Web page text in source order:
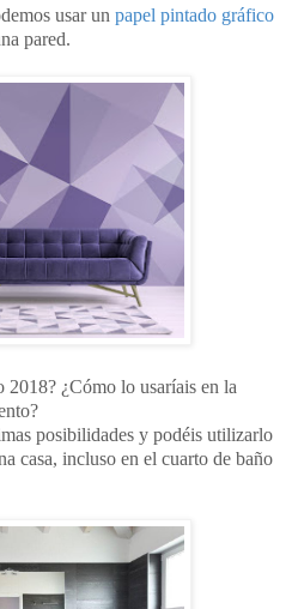
usar un papel pintado gráfico
pared.
2018? ¿Cómo lo usaríais en la
posibilidades y podéis utilizarlo
casa, incluso en el cuarto de baño